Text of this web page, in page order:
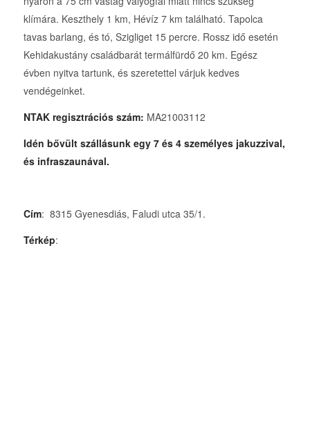
klímára. Keszthely 1 km, Hévíz 7 km található. Tapolca
tavas barlang, és tó, Szigliget 15 percre. Rossz idő esetén
Kehidakustány családbarát termálfürdő 20 km. Egész
évben nyitva tartunk, és szeretettel várjuk kedves
vendégeinket.
NTAK regisztrációs szám: MA21003112
Idén bővült szállásunk egy 7 és 4 személyes jakuzzival,
és infraszaunával.
Cím: 8315 Gyenesdiás, Faludi utca 35/1.
Térkép: